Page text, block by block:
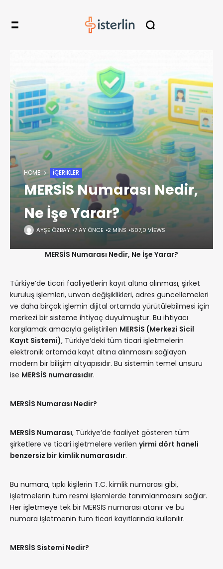
HOME İÇERIKLER
MERSİS Numarası Nedir,
Ne İşe Yarar?
AYŞE ÖZBAY 7 AY ÖNCE 2 MINS 607,0 VIEWS
MERSİS Numarası Nedir, Ne İşe Yarar?
Türkiye’de ticari faaliyetlerin kayıt altına alınması, şirket
kuruluş işlemleri, unvan değişiklikleri, adres güncellemeleri
ve daha birçok işlemin dijital ortamda yürütülebilmesi için
merkezi bir sisteme ihtiyaç duyulmuştur. Bu ihtiyacı
karşılamak amacıyla geliştirilen MERSİS (Merkezi Sicil
Kayıt Sistemi), Türkiye’deki tüm ticari işletmelerin
elektronik ortamda kayıt altına alınmasını sağlayan
modern bir bilişim altyapısıdır. Bu sistemin temel unsuru
ise MERSİS numarasıdır.
MERSİS Numarası Nedir?
MERSİS Numarası, Türkiye’de faaliyet gösteren tüm
şirketlere ve ticari işletmelere verilen yirmi dört haneli
benzersiz bir kimlik numarasıdır.
Bu numara, tıpkı kişilerin T.C. kimlik numarası gibi,
işletmelerin tüm resmi işlemlerde tanımlanmasını sağlar.
Her işletmeye tek bir MERSİS numarası atanır ve bu
numara işletmenin tüm ticari kayıtlarında kullanılır.
MERSİS Sistemi Nedir?